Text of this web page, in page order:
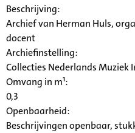
Beschrijving:
Archief van Herman Huls,
docent
Archiefinstelling:
Collecties Nederlands Muziek
Omvang in m¹:
0,3
Openbaarheid:
Beschrijvingen openbaar,